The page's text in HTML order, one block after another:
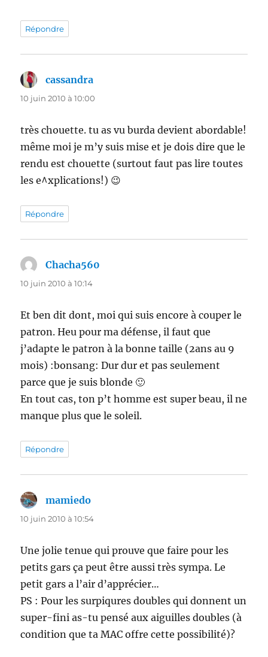
Répondre
cassandra
10 juin 2010 à 10:00
très chouette. tu as vu burda devient abordable!
même moi je m’y suis mise et je dois dire que le
rendu est chouette (surtout faut pas lire toutes
les e^xplications!) 😉
Répondre
Chacha560
10 juin 2010 à 10:14
Et ben dit dont, moi qui suis encore à couper le
patron. Heu pour ma défense, il faut que
j’adapte le patron à la bonne taille (2ans au 9
mois) :bonsang: Dur dur et pas seulement
parce que je suis blonde 🙂
En tout cas, ton p’t homme est super beau, il ne
manque plus que le soleil.
Répondre
mamiedo
10 juin 2010 à 10:54
Une jolie tenue qui prouve que faire pour les
petits gars ça peut être aussi très sympa. Le
petit gars a l’air d’apprécier…
PS : Pour les surpiqures doubles qui donnent un
super-fini as-tu pensé aux aiguilles doubles (à
condition que ta MAC offre cette possibilité)?